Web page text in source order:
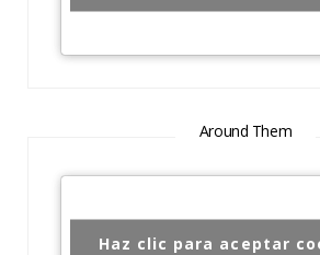
Around Them
Haz clic para aceptar